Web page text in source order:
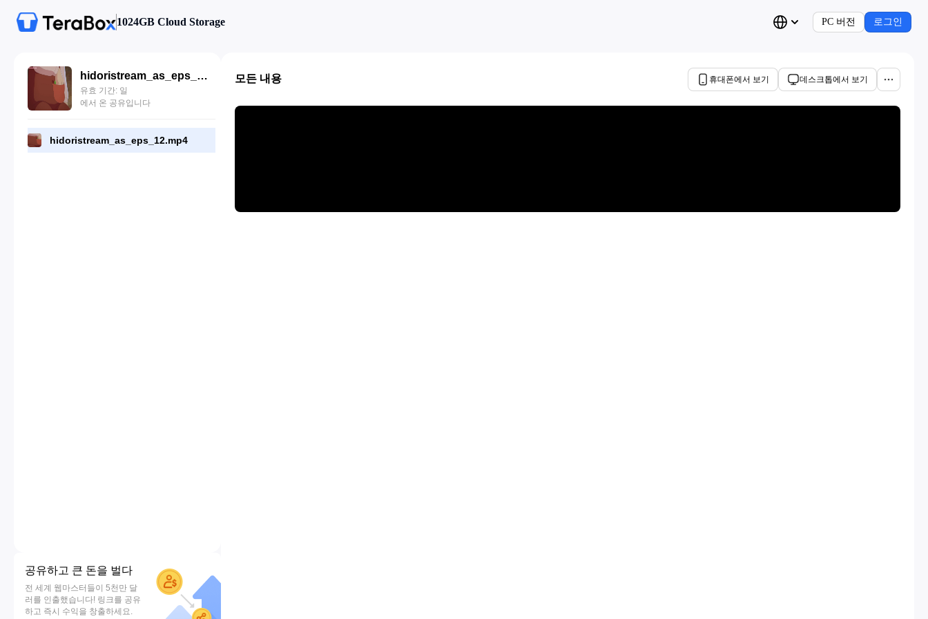
1024GB Cloud Storage PC 버전 로그인
hidoristream_as_eps_12.mp4
유효 기간: 일
에서 온 공유입니다
hidoristream_as_eps_12.mp4
공유하고 큰 돈을 벌다
전 세계 웹마스터들이 5천만 달
러를 인출했습니다! 링크를 공유
하고 즉시 수익을 창출하세요.
모든 내용 휴대폰에서 보기 데스크톱에서 보기